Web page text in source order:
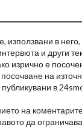
в
и други
изрично е
на
в
на
да